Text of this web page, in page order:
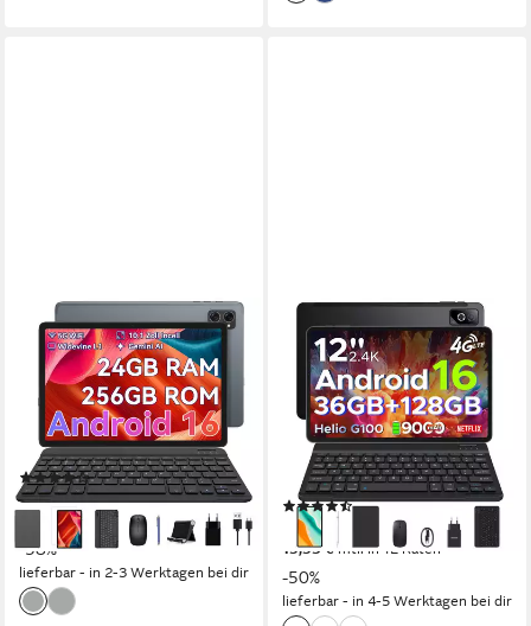
BESTTAB
TABWEE Tablet 10" Android
16 Set WiFi 256GB Tablet
10 Zoll
Bildschirmdiagonale
256 GB Speichergröße
Produktdatenblatt
(97)
103,99 € UVP249,99 €
9,50 €mtl. in 12 Raten
-58%
lieferbar - in 2-3 Werktagen bei dir
DOOGEE
Tab G6 Pro 12'' Tablet mit
Tastatur Android 16, 2.4K
90Hz, 128GB/2TB Tablet
12 Zoll Bildschirmdiagonale
2000*1200 px Bildschirmauflösung
128 GB Arbeitsspeicher
(8)
169,99 €
339,99 €
15,53 € mtl. in 12 Raten
-50%
lieferbar - in 4-5 Werktagen bei dir